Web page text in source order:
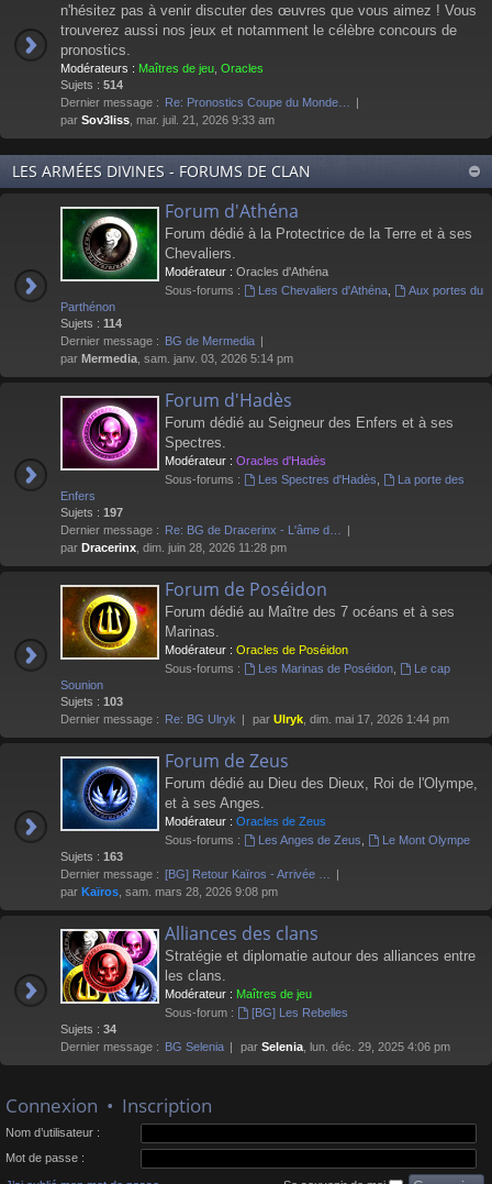
n'hésitez pas à venir discuter des œuvres que vous aimez ! Vous
trouverez aussi nos jeux et notamment le célèbre concours de
pronostics.
Modérateurs : Maîtres de jeu Oracles
Sujets : 514
Dernier message : Re: Pronostics Coupe du Monde…
par Sov3liss , mar. juil. 21, 2026 9:33 am
LES ARMÉES DIVINES - FORUMS DE CLAN
Forum d'Athéna
Forum dédié à la Protectrice de la Terre et à ses
Chevaliers.
Modérateur : Oracles d'Athéna
Sous-forums :
Les Chevaliers d'Athéna,
Aux portes du
Parthénon
Sujets : 114
Dernier message : BG de Mermedia
par Mermedia , sam. janv. 03, 2026 5:14 pm
Forum d'Hadès
Forum dédié au Seigneur des Enfers et à ses
Spectres.
Modérateur : Oracles d'Hadès
Sous-forums :
Les Spectres d'Hadès
La porte des
Enfers
Sujets : 197
Dernier message : Re: BG de Dracerinx - L'âme d…
par Dracerinx , dim. juin 28, 2026 11:28 pm
Forum de Poséidon
Forum dédié au Maître des 7 océans et à ses
Marinas.
Modérateur : Oracles de Poséidon
Sous-forums :
Les Marinas de Poséidon,
Le cap
Sounion
Sujets : 103
Dernier message : Re: BG Ulryk par Ulryk , dim. mai 17, 2026 1:44 pm
Forum de Zeus
Forum dédié au Dieu des Dieux, Roi de l'Olympe,
et à ses Anges.
Modérateur : Oracles de Zeus
Sous-forums :
Les Anges de Zeus
Le Mont Olympe
Sujets : 163
Dernier message : [BG] Retour Kaïros - Arrivée …
par Kaïros , sam. mars 28, 2026 9:08 pm
Alliances des clans
Stratégie et diplomatie autour des alliances entre
les clans.
Modérateur : Maîtres de jeu
Sous-forum :
[BG] Les Rebelles
Sujets : 34
Dernier message : BG Selenia par Selenia , lun. déc. 29, 2025 4:06 pm
Connexion • Inscription
Nom d’utilisateur :
Mot de passe :